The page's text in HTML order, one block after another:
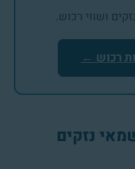
ושווי רכוש.
רכוש ←
נזקים